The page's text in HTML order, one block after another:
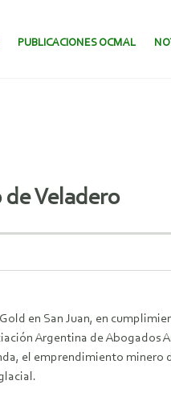
PUBLICACIONES OCMAL
Veladero
en San Juan, en
Argentina de Abogados
el emprendimiento minero